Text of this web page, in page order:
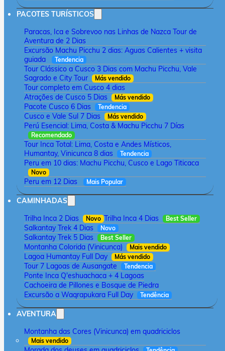
PACOTES TURÍSTICOS
Paracas, Ica e Sobrevoo nas Linhas de Nazca Tour de
Aventura de 2 Dias
Excursão Machu Picchu 2 dias: Aguas Calientes + visita
guiada
Tendencia
Tour Clássico a Cusco 3 Dias com Machu Picchu, Vale
Sagrado e City Tour
Más vendido
Tour completo em Cusco 4 dias
Atrações de Cusco 5 Dias
Más vendido
Pacote Cusco 6 Dias Tendencia
Cusco e Vale Sul 7 Dias Más vendido
Perú Esencial: Lima, Costa & Machu Picchu 7 Días
Recomendado
Tour Inca Total: Lima, Costa e Andes Místicos,
Humantay, Vinicunca 8 dias
Tendencia
Peru em 10 dias: Machu Picchu, Cusco e Lago Titicaca
Novo
Peru em 12 Dias Mais Popular
CAMINHADAS
Trilha Inca 2 Dias
Novo Trilha Inca 4 Dias Best Seller
Salkantay Trek 4 Dias Novo
Salkantay Trek 5 Dias Best Seller
Montanha Colorida (Vinicunca) Mais vendido
Lagoa Humantay Full Day Más vendido
Tour 7 Lagoas de Ausangate Tendencia
Ponte Inca Q'eshuachaca + 4 Lagoas
Cachoeira de Pillones e Bosque de Piedra
Excursão a Waqrapukara Full Day
Tendência
AVENTURA
Montanha das Cores (Vinicunca) em quadriciclos
Mais vendido